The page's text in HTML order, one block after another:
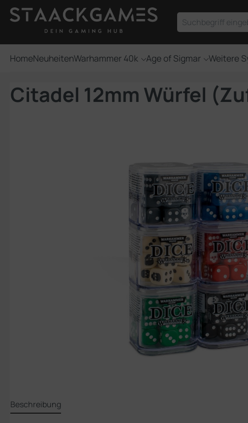
Hauptinhalt springen
Zur Suche springen
HomeNeuheitenWarhammer 40k Age of Sigmar Weitere
Citadel 12mm Würfel
Beschreibung